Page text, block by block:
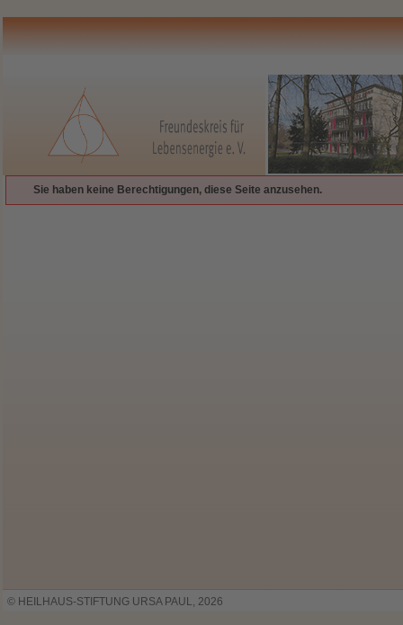
Sie haben keine Berechtigungen, diese Seite anzusehen.
© HEILHAUS-STIFTUNG URSA PAUL, 2026